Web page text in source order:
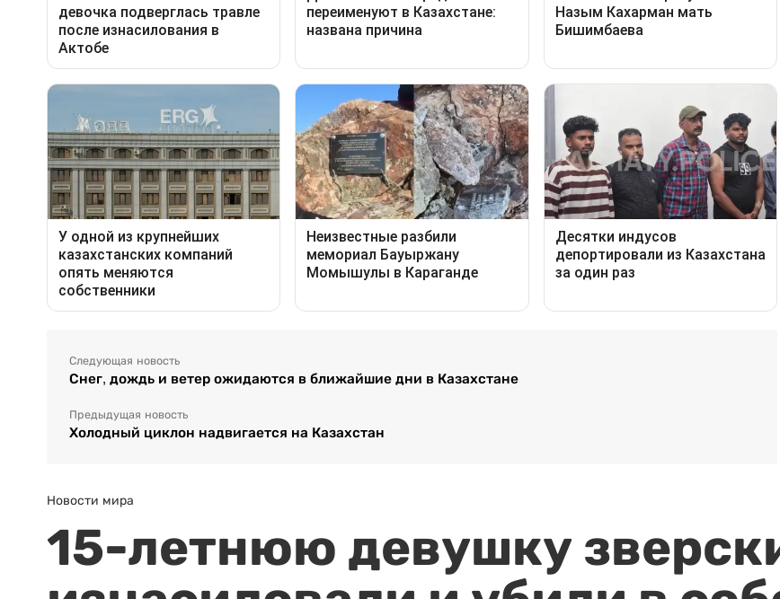
Следующая новость
Снег, дождь и ветер ожидаются в ближайшие дни в Казахстане
Предыдущая новость
Холодный циклон надвигается на Казахстан
Новости мира
15-летнюю девушку